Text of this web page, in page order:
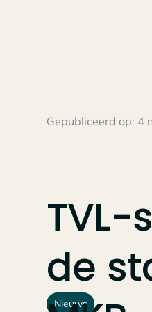
Gepubliceerd op: 4
TVL-
de
Nieuws